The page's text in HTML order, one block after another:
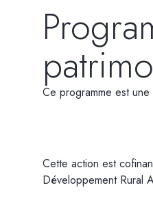
Ce programme est
Cette action est
Développement Rural